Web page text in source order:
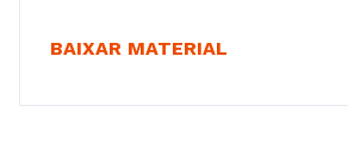
BAIXAR MATERIAL